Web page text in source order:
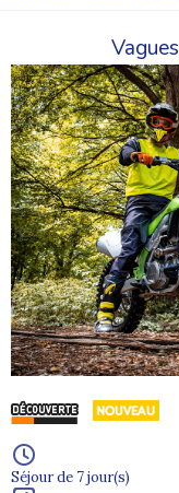
Séjour de 7 jour(s)